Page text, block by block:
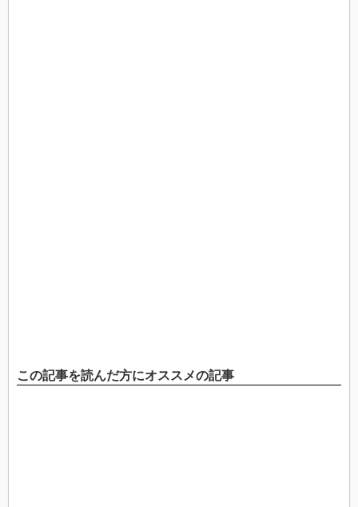
この記事を読んだ方にオススメの記事